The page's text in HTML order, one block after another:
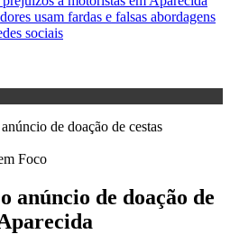
usam fardas e falsas abordagens
sociais
Foco
anúncio de doação de